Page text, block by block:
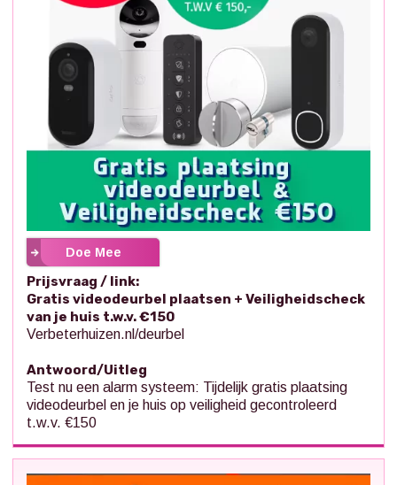
Doe Mee
Prijsvraag / link:
Gratis videodeurbel plaatsen + Veiligheidscheck
van je huis t.w.v. €150
Verbeterhuizen.nl/deurbel
Antwoord/Uitleg
Test nu een alarm systeem: Tijdelijk gratis plaatsing
videodeurbel en je huis op veiligheid gecontroleerd
t.w.v. €150